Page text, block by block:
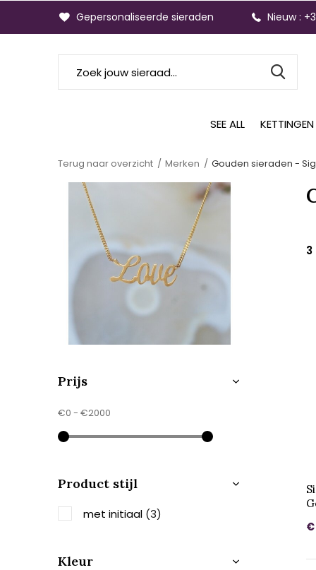
SEE ALL KETTINGEN
Gepersonaliseerde sieraden Nieuw :
Terug naar overzicht Merken Gouden sieraden -
€
Prijs
€0 - €2000
Product stijl
met initiaal (3)
Kleur